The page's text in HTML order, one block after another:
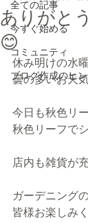
全ての記事
今すぐ始める
コミュニティ
ブログ作成のヒ
ありがと
😊
休み明けの水曜
曇の多いお天
今日も秋色リ
秋色リーフで
店内も雑貨が
ガーデニング
皆様お楽しみ